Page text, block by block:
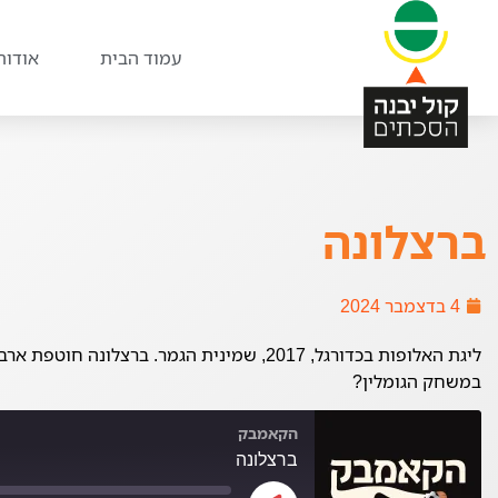
עמוד הבית
ברצלונה
4 בדצמבר 2024
ליגת האלופות בכדורגל, 2017, שמינית הגמר.
במשחק הגומלין?
הקאמבק
ברצלונה